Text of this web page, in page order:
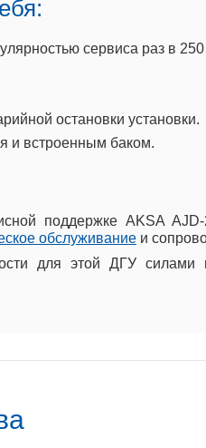
сервиса раз в
остановки установки.
и встроенным баком.
поддержке AKSA
обслуживание и
для этой ДГУ силами